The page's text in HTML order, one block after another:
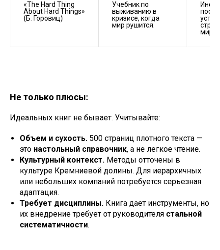
«The Hard Thing
About Hard Things»
(Б. Горовиц)
Учебник по
выживанию в
кризисе, когда
мир рушится.
Не только плюсы:
Идеальных книг не бывает. Учитывайте:
Объем и сухость. 500 страниц плотного текста —
это настольный справочник, а не легкое чтение.
Культурный контекст. Методы отточены в
культуре Кремниевой долины. Для иерархичных
или небольших компаний потребуется серьезная
адаптация.
Требует дисциплины. Книга дает инструменты, но
их внедрение требует от руководителя стальной
систематичности.